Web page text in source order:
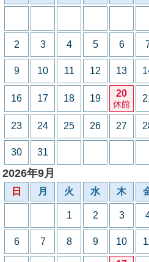
2 3 4 5 6
9 10 11 12 13
16 17 18 19 20
休館
23 24 25 26 27
30 31
2026年9月
日 月 火 水 木
1 2 3
6 7 8 9 10